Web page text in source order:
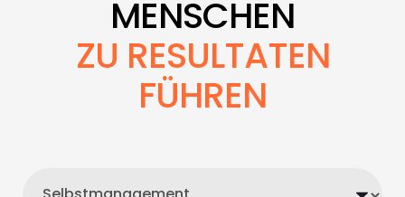
MENSCHEN
ZU RESULTATEN
FÜHREN